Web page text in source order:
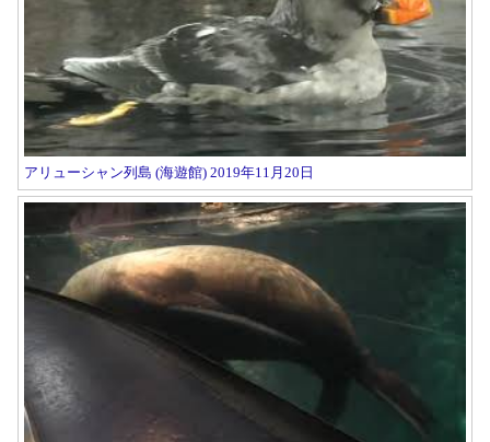
アリューシャン列島 (海遊館) 2019年11月20日